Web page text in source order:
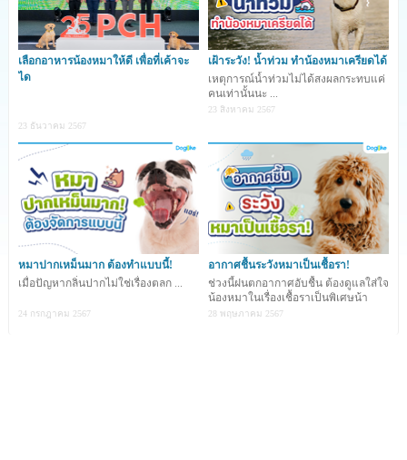
เสื้อผ้า เครื่องประดับ
เลือกอาหารน้องหมาให้ดี เพื่อที่เค้าจะ
ได
23 ธันวาคม 2567
เฝ้าระวัง! น้ำท่วม ทำน้องหมาเครียดได้
เหตุการณ์น้ำท่วมไม่ได้สงผลกระทบแค่
คนเท่านั้นนะ ...
23 สิงหาคม 2567
หมาปากเหม็นมาก ต้องทำแบบนี้!
เมื่อปัญหากลิ่นปากไม่ใช่เรื่องตลก ...
24 กรกฎาคม 2567
อากาศชื้นระวังหมาเป็นเชื้อรา!
ช่วงนี้ฝนตกอากาศอับชื้น ต้องดูแลใส่ใจ
น้องหมาในเรื่องเชื้อราเป็นพิเศษน้า
28 พฤษภาคม 2567